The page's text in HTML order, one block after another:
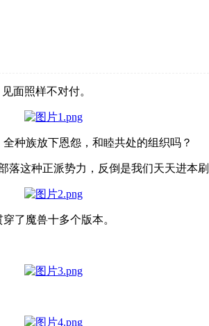
面照样不对付。
种族放下恩怨，和睦共处的组织吗？
落这种正派势力，反倒是我们天天进本
了魔兽十多个版本。